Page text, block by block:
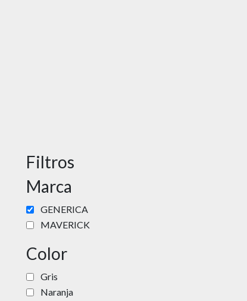
Filtros
Marca
GENERICA
MAVERICK
Color
Gris
Naranja